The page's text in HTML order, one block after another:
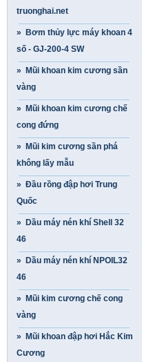
truonghai.net
» Bơm thủy lực máy khoan 4
số - GJ-200-4 SW
» Mũi khoan kim cương sần
vàng
» Mũi khoan kim cương chế
cong đứng
» Mũi kim cương sần phá
không lấy mẫu
» Đầu rồng đập hơi Trung
Quốc
» Dầu máy nén khí Shell 32
46
» Dầu máy nén khí NPOIL32
46
» Mũi kim cương chế cong
vàng
» Mũi khoan đập hơi Hắc Kim
Cương